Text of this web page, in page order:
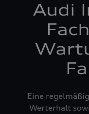
Audi
Eine
Werterhalt